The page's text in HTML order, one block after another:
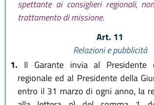
spettante ai consiglieri regionali,
trattamento di missione.
Art. 11
Relazioni e pubblicità
1. Il Garante invia al Presidente
regionale ed al Presidente della
entro il 31 marzo di ogni anno, la